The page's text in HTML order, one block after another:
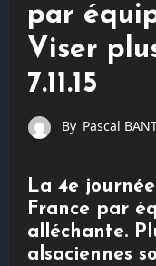
par
Viser
7.11.15
By Pascal
La 4e
France par
alléchante.
alsaciennes